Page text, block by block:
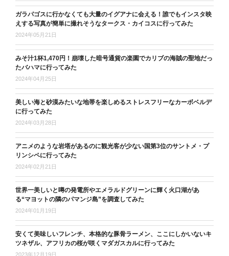
ガラパゴスに行かなくても大量のイグアナに会える！誰でもインスタ映
えする写真が簡単に撮れそうなタークス・カイコスに行ってみた
2024年05月21日
みそ汁1杯1,470円！崩壊した暗号通貨の楽園でカリブの海賊の聖地だっ
たバハマに行ってみた
2024年04月25日
美しい海と砂漠みたいな地帯を楽しめるストレスフリーなカーボベルデ
に行ってみた
2024年03月28日
アニメのような岩塔があるのに観光客が少ない国第3位のサントメ・プ
リンシペに行ってみた
2024年02月21日
世界一美しいと噂の発電所やエメラルドグリーンに輝く火口湖があ
る“マヨットの隣のパマンジ島”を調査してみた
2024年01月19日
安くて美味しいフレンチ、本格的な豚骨ラーメン、ここにしかいないキ
ツネザル、アフリカの桜が咲くマダガスカルに行ってみた
2023年12月19日